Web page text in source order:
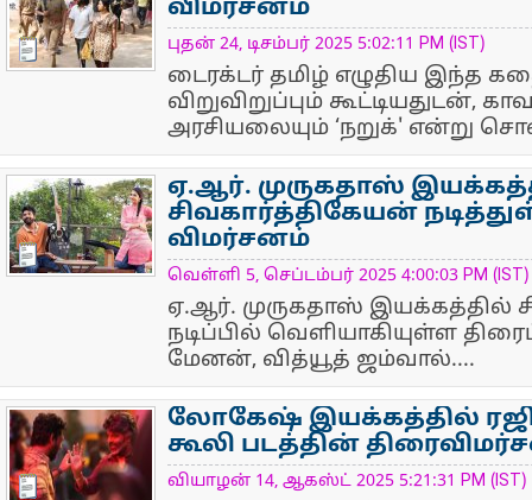
NewsIcon
விமர்சனம்
புதன் 24, டிசம்பர் 2025 5:02:11 PM (IST)
டைரக்டர் தமிழ் எழுதிய இந்த
விறுவிறுப்பும் கூட்டியதுடன்,
அரசியலையும் ‘நறுக்' என்று
NewsIcon
ஏ.ஆர். முருகதாஸ்
சிவகார்த்திகேயன்
விமர்சனம்
வெள்ளி 5, செப்டம்பர் 2025 4:00:03 PM (IST)
ஏ.ஆர். முருகதாஸ் இயக்கத்தில்
நடிப்பில் வெளியாகியுள்ள
மேனன், வித்யூத் ஜம்வால்....
NewsIcon
லோகேஷ் இயக்கத்தில்
கூலி படத்தின்
வியாழன் 14, ஆகஸ்ட் 2025 5:21:31 PM (IST)